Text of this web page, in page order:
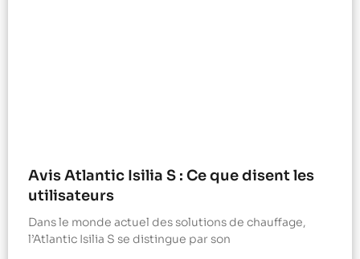
Avis Atlantic Isilia S : Ce que disent les
utilisateurs
Dans le monde actuel des solutions de chauffage,
l’Atlantic Isilia S se distingue par son